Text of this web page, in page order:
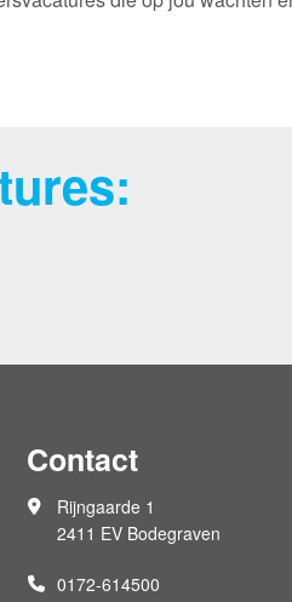
Contact
Rijngaarde 1
2411 EV Bodegraven
0172-614500